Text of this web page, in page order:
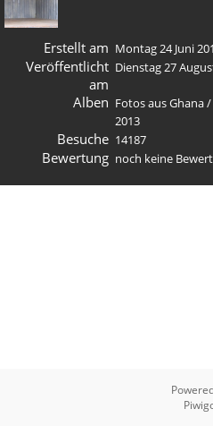
Erstellt am Montag 24 Juni
Veröffentlicht
am
Dienstag 27
Alben Fotos aus Ghana/
2013
Besuche 14187
Bewertung noch keine